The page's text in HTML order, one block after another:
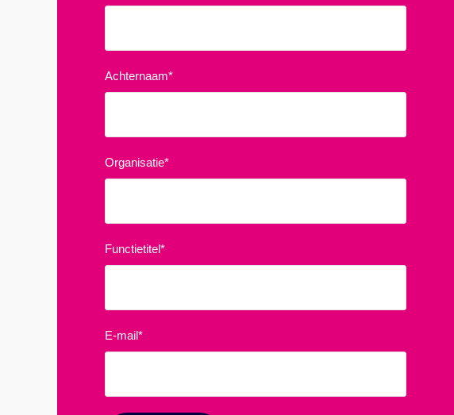
Achternaam*
Organisatie*
Functietitel*
E-mail*